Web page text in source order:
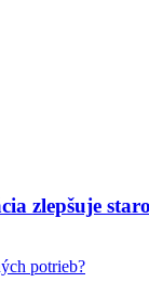
zlepšuje